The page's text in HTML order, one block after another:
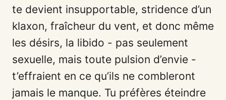
te devient insupportable, stridence d’un
klaxon, fraîcheur du vent, et donc même
les désirs, la libido - pas seulement
sexuelle, mais toute pulsion d’envie -
t’effraient en ce qu’ils ne combleront
jamais le manque. Tu préfères éteindre